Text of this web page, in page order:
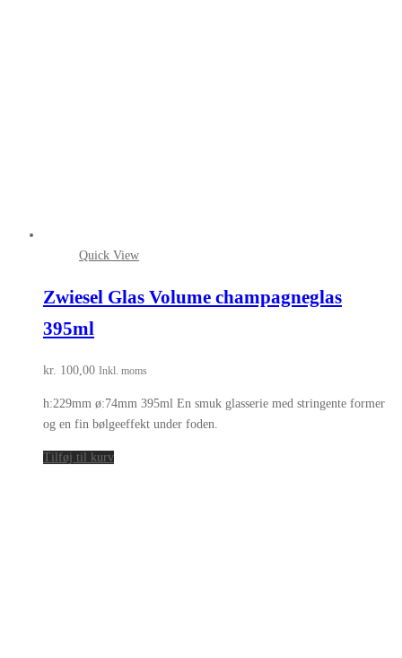
Quick View
Zwiesel Glas Volume champagneglas
395ml
kr. 100,00 Inkl. moms
h:229mm ø:74mm 395ml En smuk glasserie med stringente former
og en fin bølgeeffekt under foden.
Tilføj til kurv